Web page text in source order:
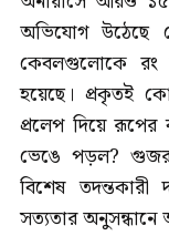
অভিযোগ উঠেছে
কেবলগুলোকে রং
হয়েছে। প্রকৃতই
প্রলেপ দিয়ে
ভেঙে পড়ল?
বিশেষ
সত্যতার অনুসন্ধানে